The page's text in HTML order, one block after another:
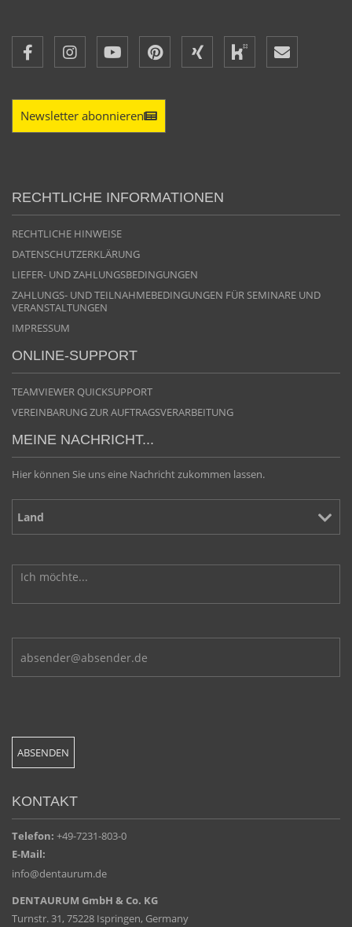
Newsletter abonnieren
RECHTLICHE INFORMATIONEN
RECHTLICHE HINWEISE
DATENSCHUTZERKLÄRUNG
LIEFER- UND ZAHLUNGSBEDINGUNGEN
ZAHLUNGS- UND TEILNAHMEBEDINGUNGEN FÜR SEMINARE UND
VERANSTALTUNGEN
IMPRESSUM
ONLINE-SUPPORT
TEAMVIEWER QUICKSUPPORT
VEREINBARUNG ZUR AUFTRAGSVERARBEITUNG
MEINE NACHRICHT...
Hier können Sie uns eine Nachricht zukommen lassen.
KONTAKT
Telefon: +49-7231-803-0
E-Mail:
info@dentaurum.de
DENTAURUM GmbH & Co. KG
Turnstr. 31, 75228 Ispringen, Germany